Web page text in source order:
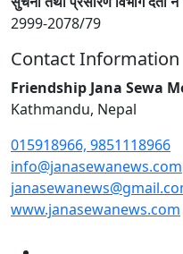
2999-2078/79
Contact Information
Friendship Jana Sewa
Kathmandu, Nepal
015918966, 9851118966
info@janasewanews.com
www.janasewanews.com